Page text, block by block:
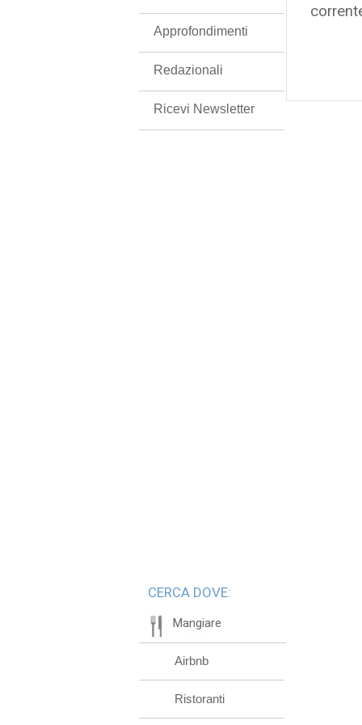
Approfondimenti
Redazionali
Ricevi Newsletter
CERCA DOVE:
Mangiare
Airbnb
Ristoranti